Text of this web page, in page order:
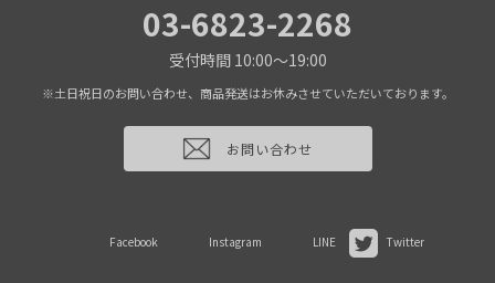
03-6823-2268
受付時間 10:00～19:00
※土日祝日のお問い合わせ、商品発送はお休みさせていただいております。
お問い合わせ
Facebook Instagram LINE Twitter